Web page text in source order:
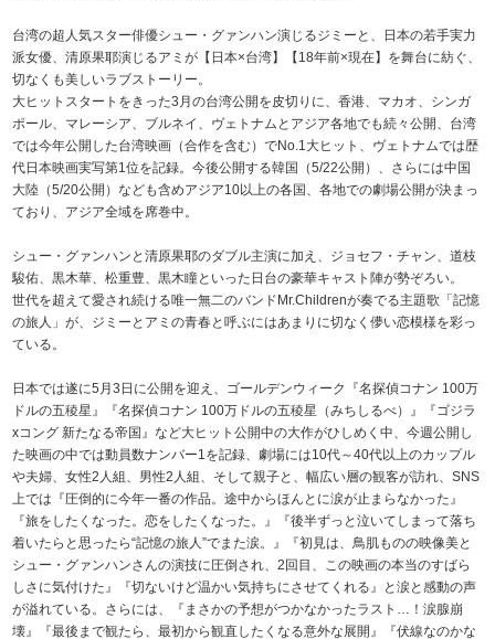
台湾の超人気スター俳優シュー・グァンハン演じるジミーと、日本の若手実力
派女優、清原果耶演じるアミが【日本×台湾】【18年前×現在】を舞台に紡ぐ、
切なくも美しいラブストーリー。
大ヒットスタートをきった3月の台湾公開を皮切りに、香港、マカオ、シンガ
ポール、マレーシア、ブルネイ、ヴェトナムとアジア各地でも続々公開、台湾
では今年公開した台湾映画（合作を含む）でNo.1大ヒット、ヴェトナムでは歴
代日本映画実写第1位を記録。今後公開する韓国（5/22公開）、さらには中国
大陸（5/20公開）なども含めアジア10以上の各国、各地での劇場公開が決まっ
ており、アジア全域を席巻中。
シュー・グァンハンと清原果耶のダブル主演に加え、ジョセフ・チャン、道枝
駿佑、黒木華、松重豊、黒木瞳といった日台の豪華キャスト陣が勢ぞろい。
世代を超えて愛され続ける唯一無二のバンドMr.Childrenが奏でる主題歌「記憶
の旅人」が、ジミーとアミの青春と呼ぶにはあまりに切なく儚い恋模様を彩っ
ている。
日本では遂に5月3日に公開を迎え、ゴールデンウィーク『名探偵コナン 100万
ドルの五稜星』『名探偵コナン 100万ドルの五稜星（みちしるべ）』『ゴジラ
xコング 新たなる帝国』など大ヒット公開中の大作がひしめく中、今週公開し
た映画の中では動員数ナンバー1を記録、劇場には10代～40代以上のカップル
や夫婦、女性2人組、男性2人組、そして親子と、幅広い層の観客が訪れ、SNS
上では『圧倒的に今年一番の作品。途中からほんとに涙が止まらなかった』
『旅をしたくなった。恋をしたくなった。』『後半ずっと泣いてしまって落ち
着いたらと思ったら“記憶の旅人”でまた涙。』『初見は、鳥肌ものの映像美と
シュー・グァンハンさんの演技に圧倒され、2回目、この映画の本当のすばら
しさに気付けた』『切ないけど温かい気持ちにさせてくれる』と涙と感動の声
が溢れている。さらには、『まさかの予想がつかなかったラスト…！涙腺崩
壊』『最後まで観たら、最初から観直したくなる意外な展開』『伏線なのかな